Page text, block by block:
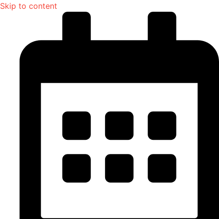
Skip to content